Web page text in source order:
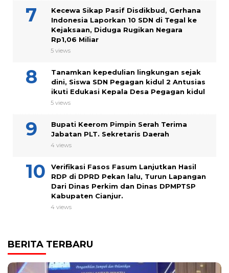
Kecewa Sikap Pasif Disdikbud, Gerhana
Indonesia Laporkan 10 SDN di Tegal ke
Kejaksaan, Diduga Rugikan Negara
Rp1,06 Miliar
5 views
Tanamkan kepedulian lingkungan sejak
dini, Siswa SDN Pegagan kidul 2 Antusias
ikuti Edukasi Kepala Desa Pegagan kidul
5 views
Bupati Keerom Pimpin Serah Terima
Jabatan PLT. Sekretaris Daerah
4 views
Verifikasi Fasos Fasum Lanjutkan Hasil
RDP di DPRD Pekan lalu, Turun Lapangan
Dari Dinas Perkim dan Dinas DPMPTSP
Kabupaten Cianjur.
4 views
BERITA TERBARU